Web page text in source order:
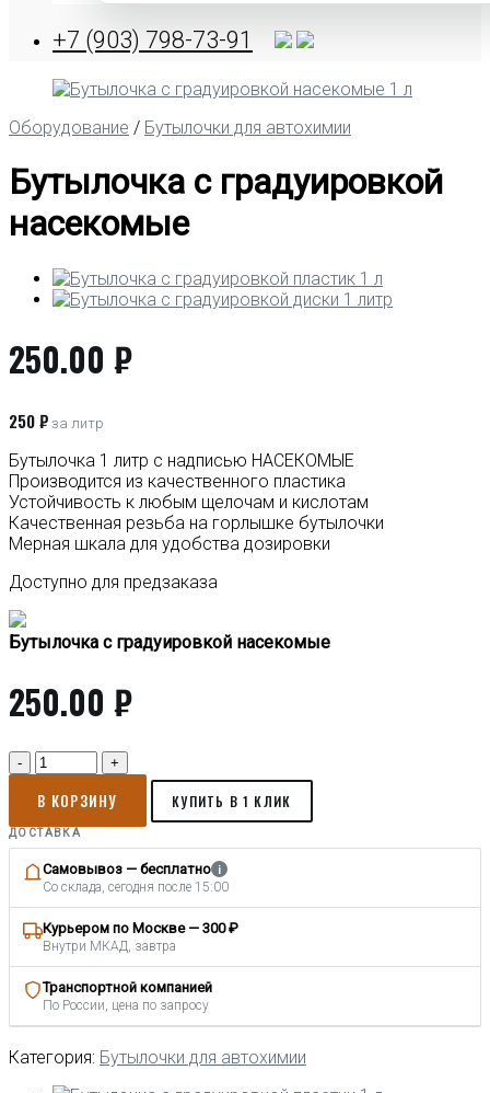
+7 (903) 798-73-91
Оборудование / Бутылочки для автохимии
Бутылочка с градуировкой
насекомые
250.00 ₽
250 ₽ за литр
Бутылочка 1 литр с надписью НАСЕКОМЫЕ
Производится из качественного пластика
Устойчивость к любым щелочам и кислотам
Качественная резьба на горлышке бутылочки
Мерная шкала для удобства дозировки
Доступно для предзаказа
Бутылочка с градуировкой насекомые
250.00 ₽
Количество
товара
Бутылочка
с
градуировкой
насекомые
1
л
В КОРЗИНУ КУПИТЬ В 1 КЛИК
ДОСТАВКА
Самовывоз — бесплатно i
Со склада, сегодня после 15:00
Курьером по Москве — 300 ₽
Внутри МКАД, завтра
Транспортной компанией
По России, цена по запросу
Категория: Бутылочки для автохимии